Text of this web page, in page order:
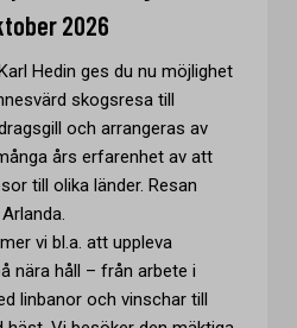
2026
Hedin ges du nu möjlighet
skogsresa till
och arrangeras av
års erfarenhet av att
till olika länder. Resan
vi bl.a. att uppleva
nära håll – från arbete i
linbanor och vinschar till